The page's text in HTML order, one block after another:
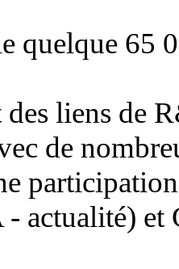
quelque 65
liens de
de
actualité) et